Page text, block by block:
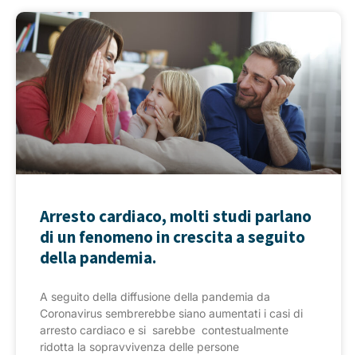
Arresto cardiaco, molti studi parlano
di un fenomeno in crescita a seguito
della pandemia.
A seguito della diffusione della pandemia da
Coronavirus sembrerebbe siano aumentati i casi di
arresto cardiaco e si sarebbe contestualmente
ridotta la sopravvivenza delle persone